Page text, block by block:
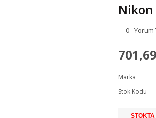
0 - Yorum
Marka
Stok Kodu